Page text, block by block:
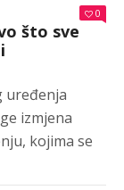
0
što sve
uređenja
izmjena
kojima se